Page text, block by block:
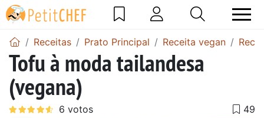
Receitas Prato Principal Receita vegan
Tofu à moda tailandesa
(vegana)